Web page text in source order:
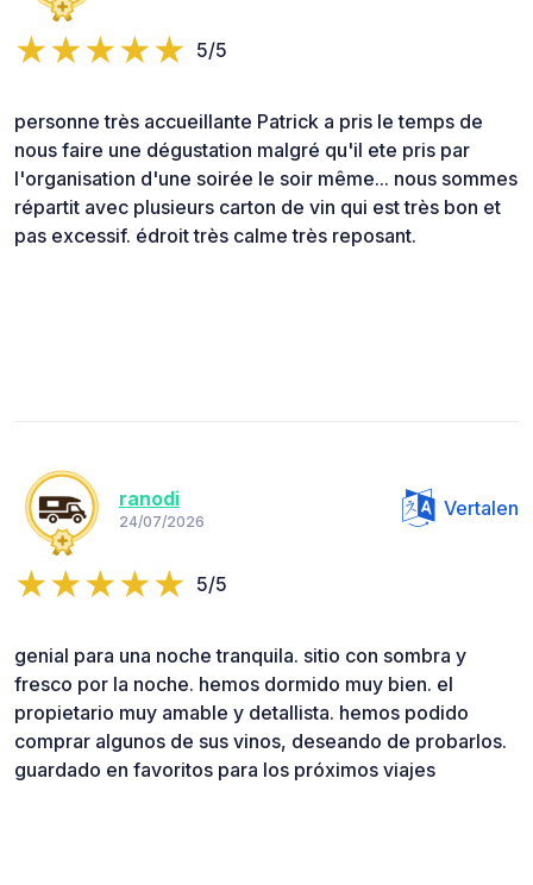
5/5
personne très accueillante Patrick a pris le temps de
nous faire une dégustation malgré qu'il ete pris par
l'organisation d'une soirée le soir même... nous sommes
répartit avec plusieurs carton de vin qui est très bon et
pas excessif. édroit très calme très reposant.
ranodi
24/07/2026
Vertalen
5/5
genial para una noche tranquila. sitio con sombra y
fresco por la noche. hemos dormido muy bien. el
propietario muy amable y detallista. hemos podido
comprar algunos de sus vinos, deseando de probarlos.
guardado en favoritos para los próximos viajes